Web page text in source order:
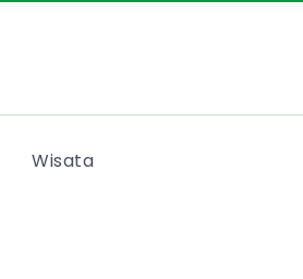
Wisata